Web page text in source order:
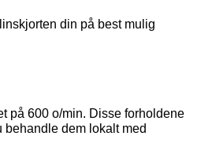
din på best mulig
på 600 o/min. Disse forholdene
behandle dem lokalt med